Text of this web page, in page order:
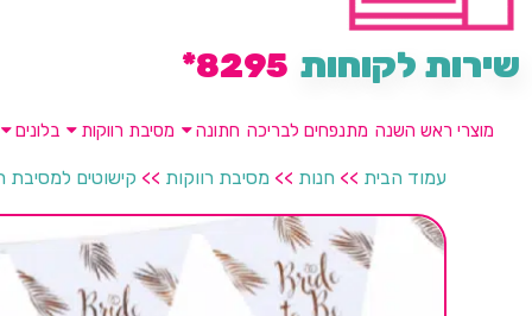
שירות לקוחות 8295*
מוצרי ראש השנה מתנפחים לבריכה חתונה מסיבת רווקות בלונים
עמוד הבית >> חנות >> מסיבת רווקות >> קישוטים למסיבת